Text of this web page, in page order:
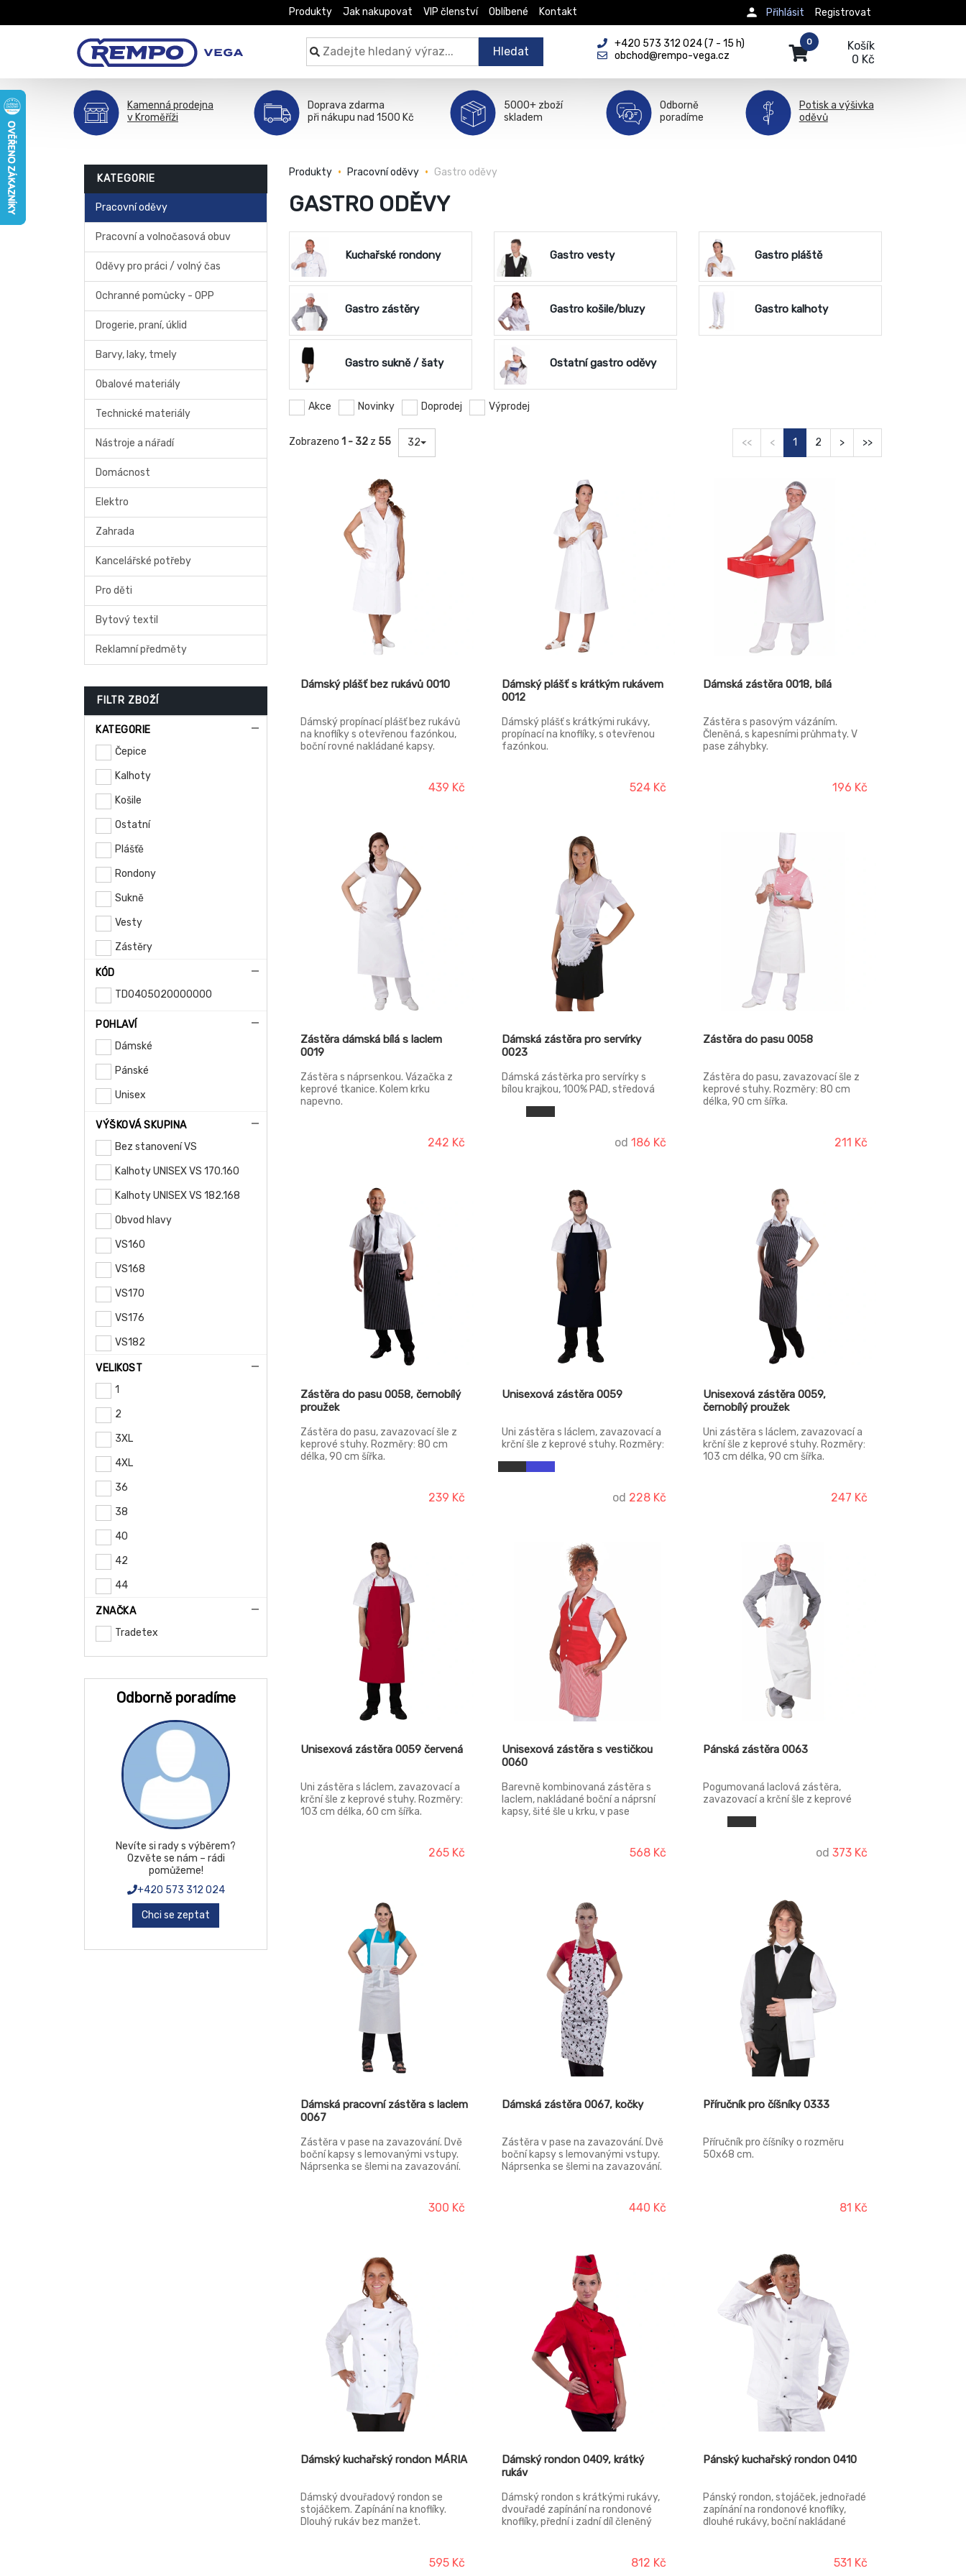
Produkty Jak nakupovat VIP členství Oblíbené Kontakt Registrovat
Přihlásit
Hledat
+420 573 312 024 (7 - 15 h)
obchod@rempo-vega.cz
Košík
0 Kč
0
Kamenná prodejna
v Kroměříži
Doprava zdarma
při nákupu nad 1500 Kč
5000+ zboží
skladem
Odborně
poradíme
Potisk a výšivka
oděvů
KATEGORIE
Pracovní oděvy
Pracovní a volnočasová obuv
Oděvy pro práci / volný čas
Ochranné pomůcky - OPP
Drogerie, praní, úklid
Barvy, laky, tmely
Obalové materiály
Technické materiály
Nástroje a nářadí
Domácnost
Elektro
Zahrada
Kancelářské potřeby
Pro děti
Bytový textil
Reklamní předměty
FILTR ZBOŽÍ
KATEGORIE
Čepice
Kalhoty
Košile
Ostatní
Plášťě
Rondony
Sukně
Vesty
Zástěry
KÓD
TD0405020000000
POHLAVÍ
Dámské
Pánské
Unisex
VÝŠKOVÁ SKUPINA
Bez stanovení VS
Kalhoty UNISEX VS 170.160
Kalhoty UNISEX VS 182.168
Obvod hlavy
VS160
VS168
VS170
VS176
VS182
VS185-neukončená délka
VS194
VELIKOST
1
2
3XL
4XL
36
38
40
42
44
46
48
50
52
54-57
56
57-60
58-61
64ZK
ZNAČKA
Tradetex
Odborně poradíme
Nevíte si rady s výběrem?
Ozvěte se nám – rádi
pomůžeme!
+420 573 312 024
Chci se zeptat
Produkty Pracovní oděvy Gastro oděvy
GASTRO ODĚVY
Kuchařské rondony Gastro vesty Gastro pláště
Gastro zástěry Gastro košile/bluzy Gastro kalhoty
Gastro sukně / šaty Ostatní gastro oděvy
Akce Novinky Doprodej Výprodej
Zobrazeno 1 - 32 z 55 32 << < 1 2 > >>
Dámský plášť bez rukávů 0010
Dámský propínací plášť bez rukávů
na knoflíky s otevřenou fazónkou,
boční rovné nakládané kapsy.
439 Kč
Dámský plášť s krátkým rukávem
0012
Dámský plášť s krátkými rukávy,
propínací na knoflíky, s otevřenou
fazónkou.
524 Kč
Dámská zástěra 0018, bílá
Zástěra s pasovým vázáním.
Členěná, s kapesními průhmaty. V
pase záhybky.
196 Kč
Zástěra dámská bílá s laclem
0019
Zástěra s náprsenkou. Vázačka z
keprové tkanice. Kolem krku
napevno.
242 Kč
Dámská zástěra pro servírky
0023
Dámská zástěrka pro servírky s
bílou krajkou, 100% PAD, středová
od 186 Kč
Zástěra do pasu 0058
Zástěra do pasu, zavazovací šle z
keprové stuhy. Rozměry: 80 cm
délka, 90 cm šířka.
211 Kč
Zástěra do pasu 0058, černobílý
proužek
Zástěra do pasu, zavazovací šle z
keprové stuhy. Rozměry: 80 cm
délka, 90 cm šířka.
239 Kč
Unisexová zástěra 0059
Uni zástěra s láclem, zavazovací a
krční šle z keprové stuhy. Rozměry:
od 228 Kč
Unisexová zástěra 0059,
černobílý proužek
Uni zástěra s láclem, zavazovací a
krční šle z keprové stuhy. Rozměry:
103 cm délka, 90 cm šířka.
247 Kč
Unisexová zástěra 0059 červená
Uni zástěra s láclem, zavazovací a
krční šle z keprové stuhy. Rozměry:
103 cm délka, 60 cm šířka.
265 Kč
Unisexová zástěra s vestičkou
0060
Barevně kombinovaná zástěra s
laclem, nakládané boční a náprsní
kapsy, šité šle u krku, v pase
568 Kč
Pánská zástěra 0063
Pogumovaná laclová zástěra,
zavazovací a krční šle z keprové
od 373 Kč
Dámská pracovní zástěra s laclem
0067
Zástěra v pase na zavazování. Dvě
boční kapsy s lemovanými vstupy.
Náprsenka se šlemi na zavazování.
300 Kč
Dámská zástěra 0067, kočky
Zástěra v pase na zavazování. Dvě
boční kapsy s lemovanými vstupy.
Náprsenka se šlemi na zavazování.
440 Kč
Příručník pro číšníky 0333
Příručník pro číšníky o rozměru
50x68 cm.
81 Kč
Dámský kuchařský rondon MÁRIA
Dámský dvouřadový rondon se
stojáčkem. Zapínání na knoflíky.
Dlouhý rukáv bez manžet.
595 Kč
Dámský rondon 0409, krátký
rukáv
Dámský rondon s krátkými rukávy,
dvouřadé zapínání na rondonové
knoflíky, přední i zadní díl členěný
812 Kč
Pánský kuchařský rondon 0410
Pánský rondon, stojáček, jednořadé
zapínání na rondonové knoflíky,
dlouhé rukávy, boční nakládané
531 Kč